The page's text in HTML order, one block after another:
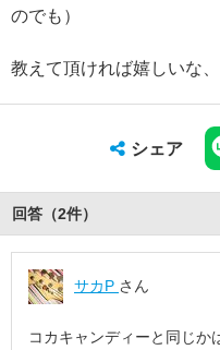
のでも）
教えて頂ければ嬉しいな
シェア
回答（2件）
サカP さん
コカキャンディーと同じか